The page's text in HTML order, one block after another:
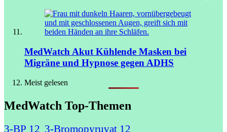
MedWatch Akut Kühlende Masken bei
Migräne und Hypnose gegen ADHS
Meist gelesen
MedWatch Top-Themen
3-BP 12 3-Bromopyruvat 12